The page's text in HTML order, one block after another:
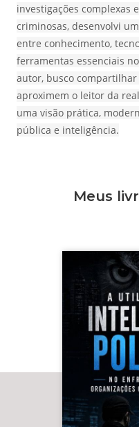
investigações complexas
criminosas, desenvolvi
entre conhecimento,
ferramentas essenciais
autor, busco
aproximem o leitor da
uma visão prática,
pública e inteligência.
Meus